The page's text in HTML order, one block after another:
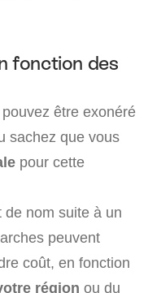
fonction des
être exonéré
sachez que vous
pour cette
nom suite à un
peuvent
coût, en fonction
région ou du